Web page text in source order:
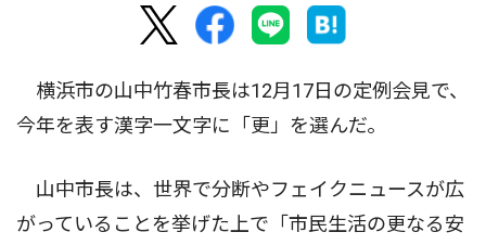
横浜市の山中竹春市長は12月17日の定例会見で、
今年を表す漢字一文字に「更」を選んだ。
山中市長は、世界で分断やフェイクニュースが広
がっていることを挙げた上で「市民生活の更なる安